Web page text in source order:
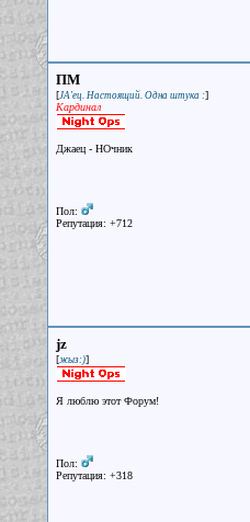
ПМ
[JA'ец. Настоящий. Одна штука :]
Кардинал
Джаец - НОчник
Пол:
Репутация: +712
jz
[жыз:)]
Я люблю этот Форум!
Пол:
Репутация: +318